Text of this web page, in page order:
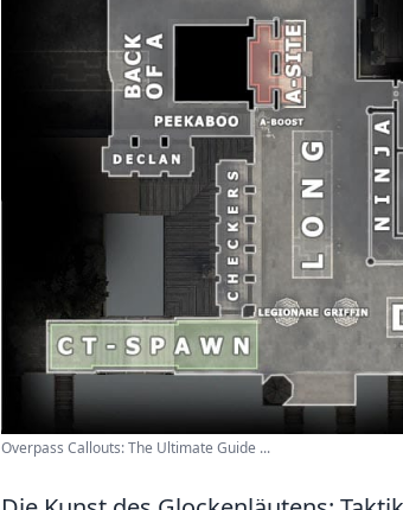
Overpass Callouts: The Ultimate Guide ...